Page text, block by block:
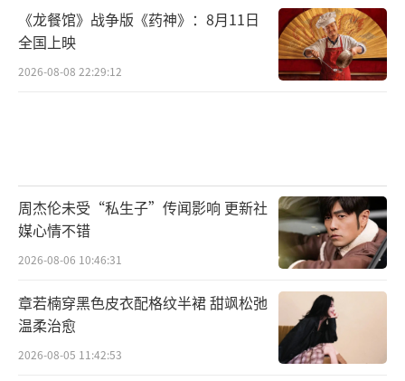
《龙餐馆》战争版《药神》：8月11日
全国上映
2026-08-08 22:29:12
周杰伦未受“私生子”传闻影响 更新社
媒心情不错
2026-08-06 10:46:31
章若楠穿黑色皮衣配格纹半裙 甜飒松弛
温柔治愈
2026-08-05 11:42:53